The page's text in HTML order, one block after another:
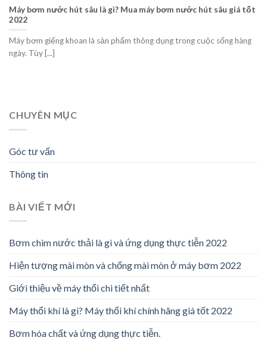
Máy bơm nước hút sâu là gì? Mua máy bơm nước hút sâu giá tốt
2022
Máy bơm giếng khoan là sản phẩm thông dụng trong cuộc sống hàng
ngày. Tùy [...]
CHUYÊN MỤC
Góc tư vấn
Thông tin
BÀI VIẾT MỚI
Bơm chìm nước thải là gì và ứng dụng thực tiễn 2022
Hiện tượng mài mòn và chống mài mòn ở máy bơm 2022
Giới thiệu về máy thổi chi tiết nhất
Máy thổi khí là gì? Máy thổi khí chính hãng giá tốt 2022
Bơm hóa chất và ứng dụng thực tiễn.